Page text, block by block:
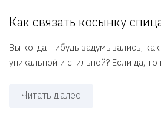
Как связать косынку
Вы когда-нибудь задумывались,
уникальной и стильной? Если да, то
Читать далее